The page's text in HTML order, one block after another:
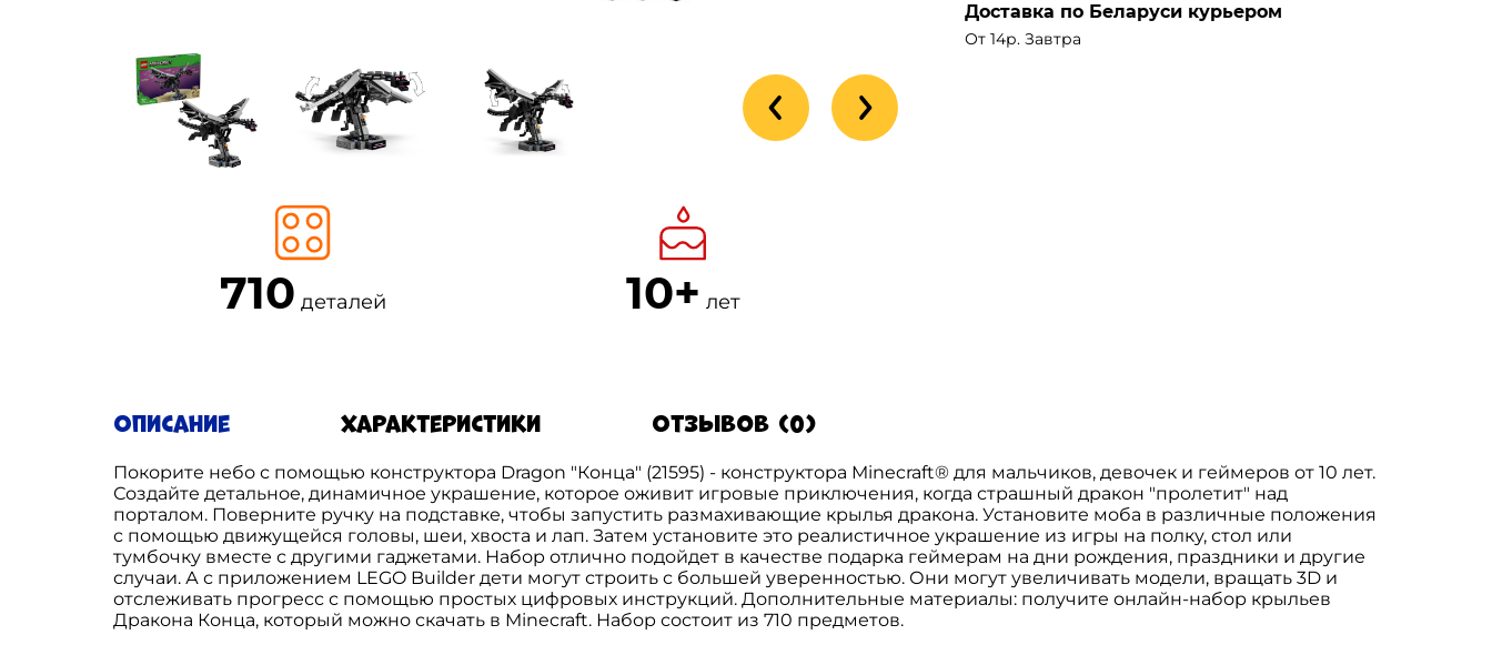
Доставка по Беларуси курьером
От 14р. Завтра
710 деталей 10+ лет
Описание Характеристики Отзывов (0)
Покорите небо с помощью конструктора Dragon "Конца" (21595) - конструктора Minecraft® для мальчиков, девочек и геймеров от 10 лет.
Создайте детальное, динамичное украшение, которое оживит игровые приключения, когда страшный дракон "пролетит" над
порталом. Поверните ручку на подставке, чтобы запустить размахивающие крылья дракона. Установите моба в различные положения
с помощью движущейся головы, шеи, хвоста и лап. Затем установите это реалистичное украшение из игры на полку, стол или
тумбочку вместе с другими гаджетами. Набор отлично подойдет в качестве подарка геймерам на дни рождения, праздники и другие
случаи. А с приложением LEGO Builder дети могут строить с большей уверенностью. Они могут увеличивать модели, вращать 3D и
отслеживать прогресс с помощью простых цифровых инструкций. Дополнительные материалы: получите онлайн-набор крыльев
Дракона Конца, который можно скачать в Minecraft. Набор состоит из 710 предметов.